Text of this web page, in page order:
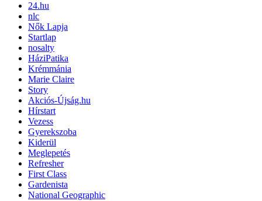
24.hu
nlc
Nők Lapja
Startlap
nosalty
HáziPatika
Krémmánia
Marie Claire
Story
Akciós-Újság.hu
Hírstart
Vezess
Gyerekszoba
Kiderül
Meglepetés
Refresher
First Class
Gardenista
National Geographic